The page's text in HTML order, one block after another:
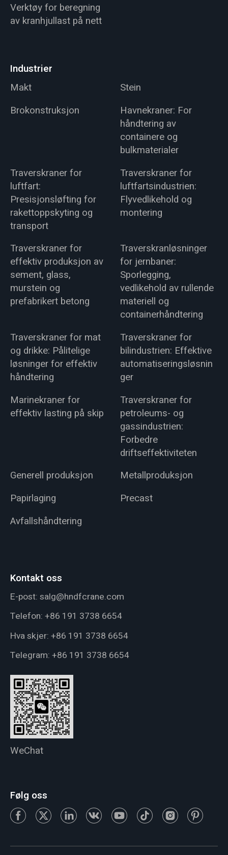
Verktøy for beregning
av kranhjullast på nett
Industrier
Makt
Stein
Brokonstruksjon
Havnekraner: For
håndtering av
containere og
bulkmaterialer
Traverskraner for
luftfart:
Presisjonsløfting for
rakettoppskyting og
transport
Traverskraner for
luftfartsindustrien:
Flyvedlikehold og
montering
Traverskraner for
effektiv produksjon av
sement, glass,
murstein og
prefabrikert betong
Traverskranløsninger
for jernbaner:
Sporlegging,
vedlikehold av rullende
materiell og
containerhåndtering
Traverskraner for mat
og drikke: Pålitelige
løsninger for effektiv
håndtering
Traverskraner for
bilindustrien: Effektive
automatiseringsløsnin
ger
Marinekraner for
effektiv lasting på skip
Traverskraner for
petroleums- og
gassindustrien:
Forbedre
driftseffektiviteten
Generell produksjon
Metallproduksjon
Papirlaging
Precast
Avfallshåndtering
Kontakt oss
E-post: salg@hndfcrane.com
Telefon: +86 191 3738 6654
Hva skjer: +86 191 3738 6654
Telegram: +86 191 3738 6654
WeChat
Følg oss